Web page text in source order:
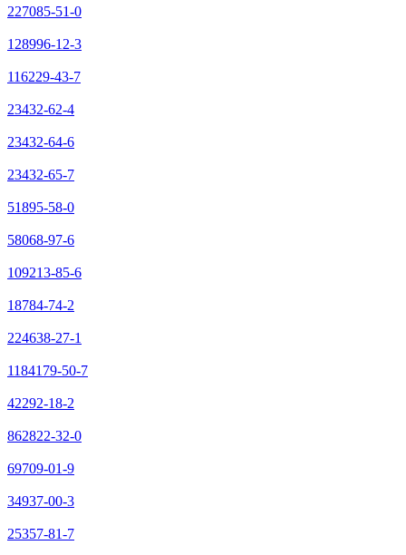
227085-51-0
128996-12-3
116229-43-7
23432-62-4
23432-64-6
23432-65-7
51895-58-0
58068-97-6
109213-85-6
18784-74-2
224638-27-1
1184179-50-7
42292-18-2
862822-32-0
69709-01-9
34937-00-3
25357-81-7